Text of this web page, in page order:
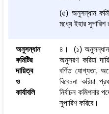
(৫) অনুসন্ধান
মধ্যে ইহার সুপারিশ
অনুসন্ধান
কমিটির
দায়িত্ব
ও
কার্যাবলি
৪। (১) অনুসন্ধান
অনুসরণ করিয়া
বর্ণিত যোগ্যতা,
বিবেচনা করিয়া
নির্বাচন কমিশনার
সুপারিশ করিবে।